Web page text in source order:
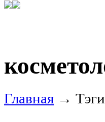
Главная →